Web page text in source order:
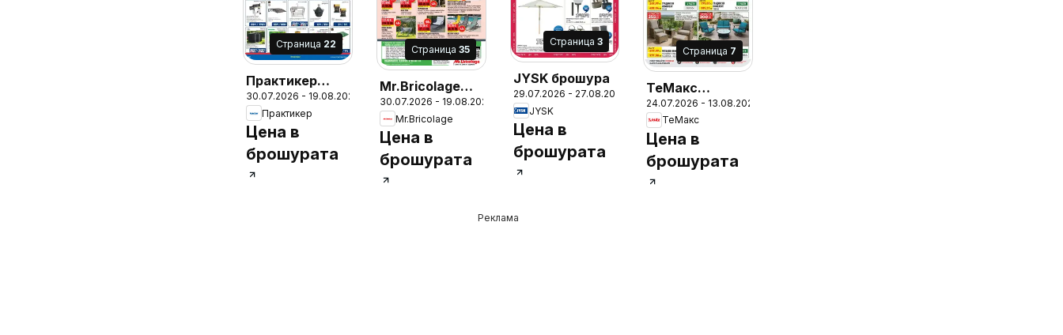
Cтраница 22
Практикер
брошура
30.07.2026 - 19.08.2026
Практикер
Цена в
брошурата
Cтраница 35
Mr.Bricolage
брошура
30.07.2026 - 19.08.2026
Mr.Bricolage
Цена в
брошурата
Cтраница3
JYSK брошура
29.07.2026 - 27.08.2026
JYSK
Цена в
брошурата
Cтраница 7
ТеMакс
брошура
24.07.2026 - 13.08.2026
ТеMакс
Цена в
брошурата
Реклама